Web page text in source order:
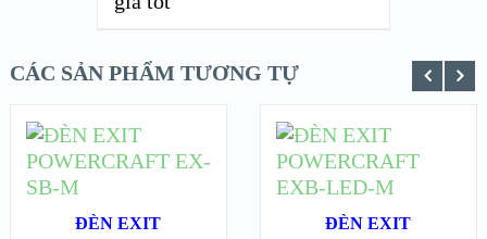
CÁC SẢN PHẨM TƯƠNG TỰ
XEM NHANH
ĐỌC TIẾP
ĐÈN EXIT
XEM NHANH
ĐỌC TIẾP
ĐÈN EXIT